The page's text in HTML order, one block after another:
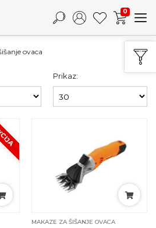
0
ovaca
Prikaz:
MAKAZE ZA ŠIŠANJE OVACA